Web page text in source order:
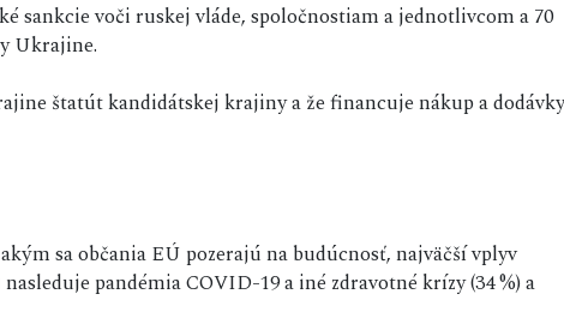
sankcie voči ruskej vláde, spoločnostiam a jednotlivcom a 70
Ukrajine.
štatút kandidátskej krajiny a že financuje nákup a dodávky
sa občania EÚ pozerajú na budúcnosť, najväčší vplyv
pandémia COVID-19 a iné zdravotné krízy (34 %) a